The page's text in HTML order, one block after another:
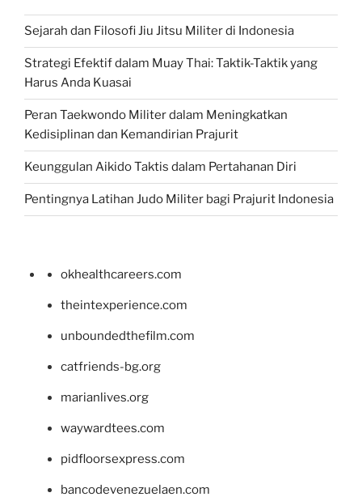
Sejarah dan Filosofi Jiu Jitsu Militer di Indonesia
Strategi Efektif dalam Muay Thai: Taktik-Taktik yang
Harus Anda Kuasai
Peran Taekwondo Militer dalam Meningkatkan
Kedisiplinan dan Kemandirian Prajurit
Keunggulan Aikido Taktis dalam Pertahanan Diri
Pentingnya Latihan Judo Militer bagi Prajurit Indonesia
okhealthcareers.com
theintexperience.com
unboundedthefilm.com
catfriends-bg.org
marianlives.org
waywardtees.com
pidfloorsexpress.com
bancodevenezuelaen.com